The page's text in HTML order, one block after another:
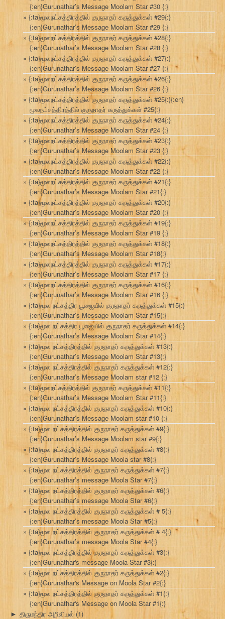
{:en}Gurunathar’s Message Moolam Star #30 {:}
{:ta}மூலநட்சத்திரத்தில் குருநாதர் கருத்துக்கள் #29{:}
{:en}Gurunathar’s Message Moolam Star #29 {:}
{:ta}மூலநட்சத்திரத்தில் குருநாதர் கருத்துக்கள் #28{:}
{:en}Gurunathar’s Message Moolam Star #28 {:}
{:ta}மூலநட்சத்திரத்தில் குருநாதர் கருத்துக்கள் #27{:}
{:en}Gurunathar’s Message Moolam Star #27 {:}
{:ta}மூலநட்சத்திரத்தில் குருநாதர் கருத்துக்கள் #26{:}
{:en}Gurunathar’s Message Moolam Star #26 {:}
{:ta}மூலநட்சத்திரத்தில் குருநாதர் கருத்துக்கள் #25{:}{:en}
மூலநட்சத்திரத்தில் குருநாதர் கருத்துக்கள் #25{:}
{:ta}மூலநட்சத்திரத்தில் குருநாதர் கருத்துக்கள் #24{:}
{:en}Gurunathar’s Message Moolam Star #24 {:}
{:ta}மூலநட்சத்திரத்தில் குருநாதர் கருத்துக்கள் #23{:}
{:en}Gurunathar’s Message Moolam Star #23 {:}
{:ta}மூலநட்சத்திரத்தில் குருநாதர் கருத்துக்கள் #22{:}
{:en}Gurunathar’s Message Moolam Star #22 {:}
{:ta}மூலநட்சத்திரத்தில் குருநாதர் கருத்துக்கள் #21{:}
{:en}Gurunathar’s Message Moolam Star #21{:}
{:ta}மூலநட்சத்திரத்தில் குருநாதர் கருத்துக்கள் #20{:}
{:en}Gurunathar’s Message Moolam Star #20 {:}
{:ta}மூலநட்சத்திரத்தில் குருநாதர் கருத்துக்கள் #19{:}
{:en}Gurunathar’s Message Moolam Star #19 {:}
{:ta}மூலநட்சத்திரத்தில் குருநாதர் கருத்துக்கள் #18{:}
{:en}Gurunathar’s Message Moolam Star #18{:}
{:ta}மூலநட்சத்திரத்தில் குருநாதர் கருத்துக்கள் #17{:}
{:en}Gurunathar’s Message Moolam Star #17 {:}
{:ta}மூலநட்சத்திரத்தில் குருநாதர் கருத்துக்கள் #16{:}
{:en}Gurunathar’s Message Moolam Star #16 {:}
{:ta}மூல நட்சத்திர பூஜையில் குருநாதர் கருத்துக்கள் #15{:}
{:en}Gurunathar’s Message Moolam Star #15{:}
{:ta}மூல நட்சத்திர பூஜையில் குருநாதர் கருத்துக்கள் #14{:}
{:en}Gurunathar’s Message Moolam Star #14{:}
{:ta}மூல நட்சத்திரத்தில் குருநாதர் கருத்துக்கள் #13{:}
{:en}Gurunathar’s Message Moolam Star #13{:}
{:ta}மூல நட்சத்திரத்தில் குருநாதர் கருத்துக்கள் #12{:}
{:en}Gurunathar’s Message Moolam star #12 {:}
{:ta}மூலநட்சத்திரத்தில் குருநாதர் கருத்துக்கள் #11{:}
{:en}Gurunathar’s Message Moolam Star #11{:}
{:ta}மூல நட்சத்திரத்தில் குருநாதர் கருத்துக்கள் #10{:}
{:en}Gurunathar’s Message Moolam star #10 {:}
{:ta}மூல நட்சத்திரத்தில் குருநாதர் கருத்துக்கள் #9{:}
{:en}Gurunathar’s Message Moolam star #9{:}
{:ta}மூல நட்சத்திரத்தில் குருநாதர் கருத்துக்கள் #8{:}
{:en}Gurunathar’s Message Moola star #8{:}
{:ta}மூல நட்சத்திரத்தில் குருநாதர் கருத்துக்கள் #7{:}
{:en}Gurunathar’s message Moola Star #7{:}
{:ta}மூல நட்சத்திரத்தில் குருநாதர் கருத்துக்கள் #6{:}
{:en}Gurunathar’s message Moola Star #6{:}
{:ta}மூல நட்சத்திரத்தில் குருநாதர் கருத்துக்கள் # 5{:}
{:en}Gurunathar’s message Moola Star #5{:}
{:ta}மூல நட்சத்திரத்தில் குருநாதர் கருத்துக்கள் # 4{:}
{:en}Gurunathar’s message Moola Star #4{:}
{:ta}மூல நட்சத்திரத்தில் குருநாதர் கருத்துக்கள் #3{:}
{:en}Gurunathar's message Moola Star #3{:}
{:ta}மூல நட்சத்திரத்தில் குருநாதர் கருத்துக்கள் #2{:}
{:en}Gurunathar's Message on Moola Star #2{:}
{:ta}மூல நட்சத்திரத்தில் குருநாதர் கருத்துக்கள் #1{:}
{:en}Gurunathar's Message on Moola Star #1{:}
► திருமந்திர அறிவியல்(1)